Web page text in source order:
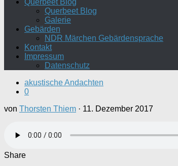
Querbeet Blog
Querbeet Blog
Galerie
Gebärden
NDR Märchen Gebärdensprache
Kontakt
Impressum
Datenschutz
akustische Andachten
0
von Thorsten Thiem · 11. Dezember 2017
Share